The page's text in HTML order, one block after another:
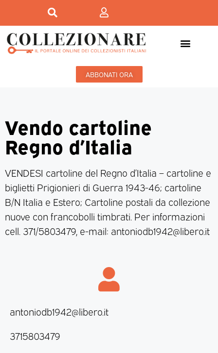
ABBONATI ORA
Vendo cartoline
Regno d’Italia
VENDESI cartoline del Regno d’Italia – cartoline e
biglietti Prigionieri di Guerra 1943-46; cartoline
B/N Italia e Estero; Cartoline postali da collezione
nuove con francobolli timbrati. Per informazioni
cell. 371/5803479, e-mail: antoniodb1942@libero.it
antoniodb1942@libero.it
3715803479